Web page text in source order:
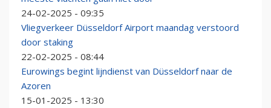
24-02-2025 - 09:35
Vliegverkeer Düsseldorf Airport maandag verstoord
door staking
22-02-2025 - 08:44
Eurowings begint lijndienst van Düsseldorf naar de
Azoren
15-01-2025 - 13:30